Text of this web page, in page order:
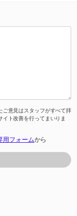
ご意見はスタッフがすべて拝
ト改善を行ってまいりま
用フォームから